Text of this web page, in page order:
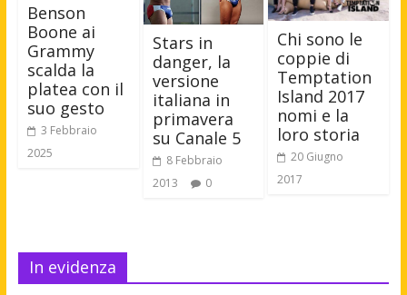
Benson
Boone ai
Grammy
scalda la
platea con il
suo gesto
3 Febbraio
2025
Stars in
danger, la
versione
italiana in
primavera
su Canale 5
8 Febbraio
2013
0
Chi sono le
coppie di
Temptation
Island 2017
nomi e la
loro storia
20 Giugno
2017
In evidenza